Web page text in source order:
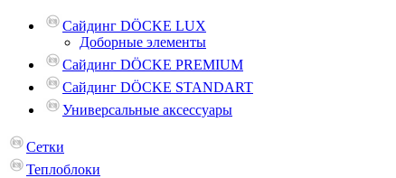
Сайдинг DÖCKE LUX
Доборные элементы
Сайдинг DÖCKE PREMIUM
Сайдинг DÖCKE STANDART
Универсальные аксессуары
Сетки
Теплоблоки